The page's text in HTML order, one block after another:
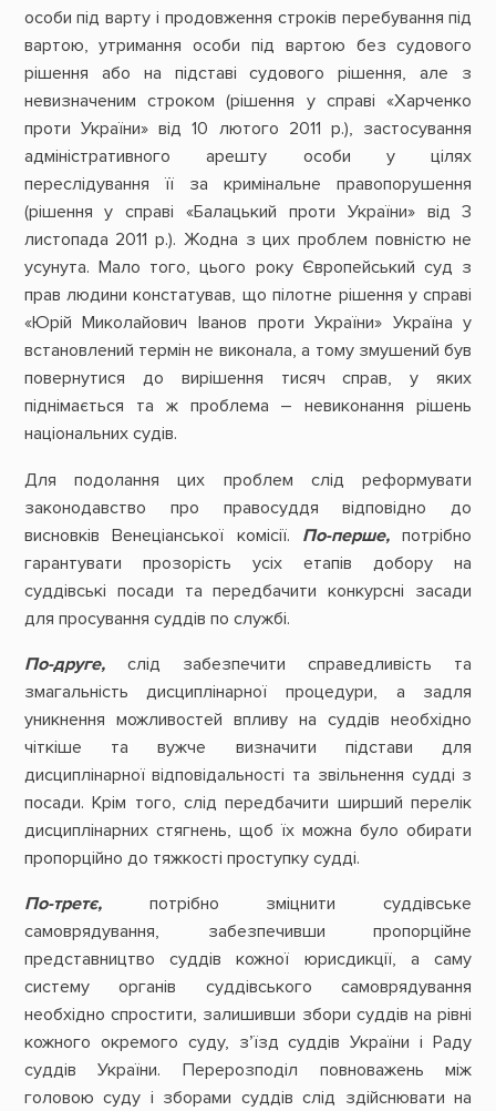
особи під варту і продовження строків перебування під
вартою, утримання особи під вартою без судового
рішення або на підставі судового рішення, але з
невизначеним строком (рішення у справі «Харченко
проти України» від 10 лютого 2011 р.), застосування
адміністративного арешту особи у цілях
переслідування її за кримінальне правопорушення
(рішення у справі «Балацький проти України» від 3
листопада 2011 р.). Жодна з цих проблем повністю не
усунута. Мало того, цього року Європейський суд з
прав людини констатував, що пілотне рішення у справі
«Юрій Миколайович Іванов проти України» Україна у
встановлений термін не виконала, а тому змушений був
повернутися до вирішення тисяч справ, у яких
піднімається та ж проблема – невиконання рішень
національних судів.
Для подолання цих проблем слід реформувати
законодавство про правосуддя відповідно до
висновків Венеціанської комісії. По-перше,потрібно
гарантувати прозорість усіх етапів добору на
суддівські посади та передбачити конкурсні засади
для просування суддів по службі.
По-друге, слід забезпечити справедливість та
змагальність дисциплінарної процедури, а задля
уникнення можливостей впливу на суддів необхідно
чіткіше та вужче визначити підстави для
дисциплінарної відповідальності та звільнення судді з
посади. Крім того, слід передбачити ширший перелік
дисциплінарних стягнень, щоб їх можна було обирати
пропорційно до тяжкості проступку судді.
По-третє, потрібно зміцнити суддівське
самоврядування, забезпечивши пропорційне
представництво суддів кожної юрисдикції, а саму
систему органів суддівського самоврядування
необхідно спростити, залишивши збори суддів на рівні
кожного окремого суду, з’їзд суддів України і Раду
суддів України. Перерозподіл повноважень між
головою суду і зборами суддів слід здійснювати на